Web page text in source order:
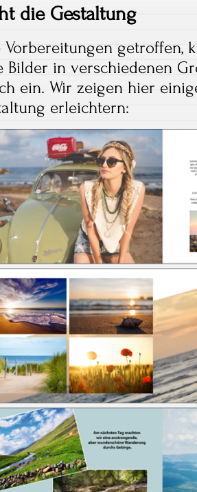
die Gestaltung
Vorbereitungen getroffen,
Bilder in verschiedenen
ein. Wir zeigen hier
erleichtern: